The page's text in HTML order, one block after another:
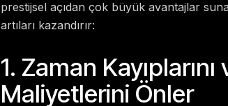
prestijsel açıdan çok büyük avantajlar
artıları kazandırır:
1. Zaman Kayıplarını
Maliyetlerini Önler